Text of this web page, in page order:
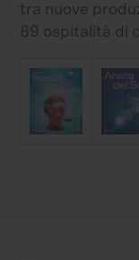
tra nuove
89 ospitalità di